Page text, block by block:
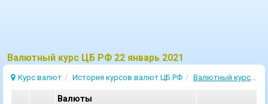
Bалютный курс ЦБ РФ 22 январь 2021
Курс валют История курсов валют ЦБ РФ Валютный курс 22 Январь 2021
Валюты